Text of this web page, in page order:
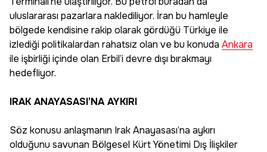
uluslararası pazarlara naklediliyor. İran bu hamleyle
bölgede kendisine rakip olarak gördüğü Türkiye ile
izlediği politikalardan rahatsız olan ve bu konuda Ankara
ile işbirliği içinde olan Erbil’i devre dışı bırakmayı
hedefliyor.
IRAK ANAYASASI’NA AYKIRI
Söz konusu anlaşmanın Irak Anayasası’na aykırı
olduğunu savunan Bölgesel Kürt Yönetimi Dış İlişkiler